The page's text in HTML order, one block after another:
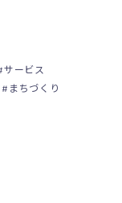
サービス
まちづくり